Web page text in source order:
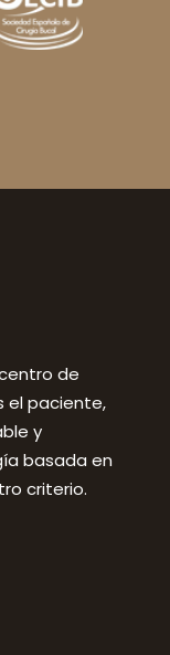
de
el paciente,
y
basada en
criterio.